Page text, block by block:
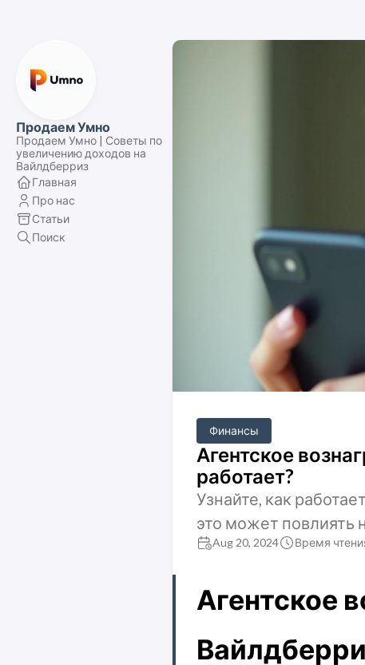
Продаем Умно
Продаем Умно | Советы по
увеличению доходов на
Вайлдберриз
Главная
Про нас
Статьи
Поиск
Финансы
Агентское
работает?
Узнайте, как
это может повлиять
Aug 20, 2024 Время
Агентское